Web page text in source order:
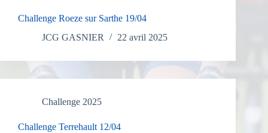
Challenge Roeze sur Sarthe 19/04
JCG GASNIER
22 avril 2025
Challenge 2025
Challenge Terrehault 12/04